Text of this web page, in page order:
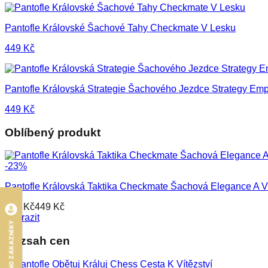
Pantofle Královské Šachové Tahy Checkmate V Lesku
449 Kč
Pantofle Královská Strategie Šachového Jezdce Strategy
449 Kč
Oblíbený produkt
-23%
Pantofle Královská Taktika Checkmate Šachová Elegance A
586
Kč449 Kč
Zobrazit
Rozsah cen